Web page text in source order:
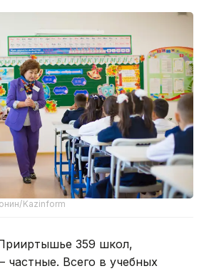
Kazinform
359 школ,
частные. Всего в учебных